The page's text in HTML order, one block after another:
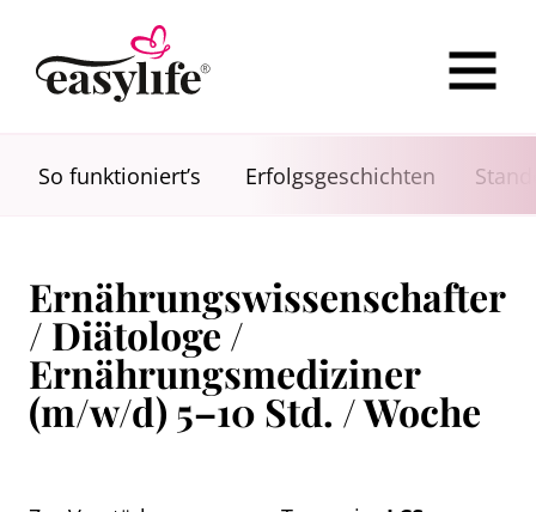
So funktioniert’s Erfolgsgeschichten
Ernährungswissenschafter
/ Diätologe /
Ernährungsmediziner
(m/w/d) 5–10 Std. / Woche